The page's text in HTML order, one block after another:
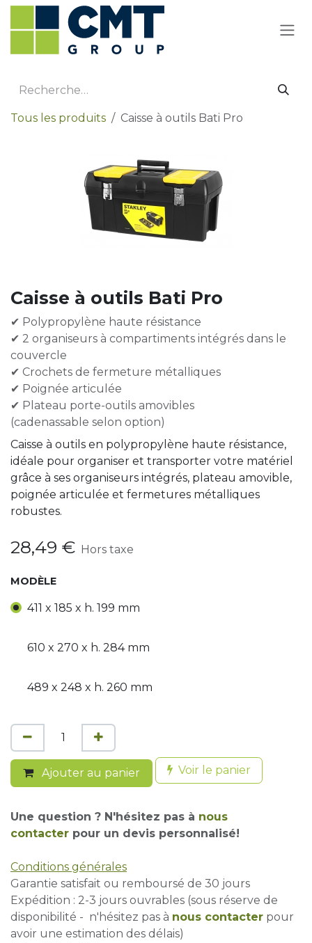
Se rendre au contenu
Tous les produits Caisse à outils Bati Pro
Caisse à outils Bati Pro
✔ Polypropylène haute résistance
✔ 2 organiseurs à compartiments intégrés dans le
couvercle
✔ Crochets de fermeture métalliques
✔ Poignée articulée
✔ Plateau porte-outils amovibles
(cadenassable selon option)
Caisse à outils en polypropylène haute résistance,
idéale pour organiser et transporter votre matériel
grâce à ses organiseurs intégrés, plateau amovible,
poignée articulée et fermetures métalliques
robustes.
28,49 € Hors taxe
MODÈLE
411 x 185 x h. 199 mm
610 x 270 x h. 284 mm
489 x 248 x h. 260 mm
Ajouter au panier Voir le panier
Une question ? N'hésitez pas à nous
contacter pour un devis personnalisé!
Conditions générales
Garantie satisfait ou remboursé de 30 jours
Expédition : 2-3 jours ouvrables (sous réserve de
disponibilité - n'hésitez pas à nous contacter pour
avoir une estimation des délais)